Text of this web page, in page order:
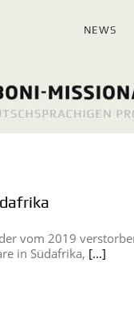
NEWS
vom 2019
in Südafrika, [...]